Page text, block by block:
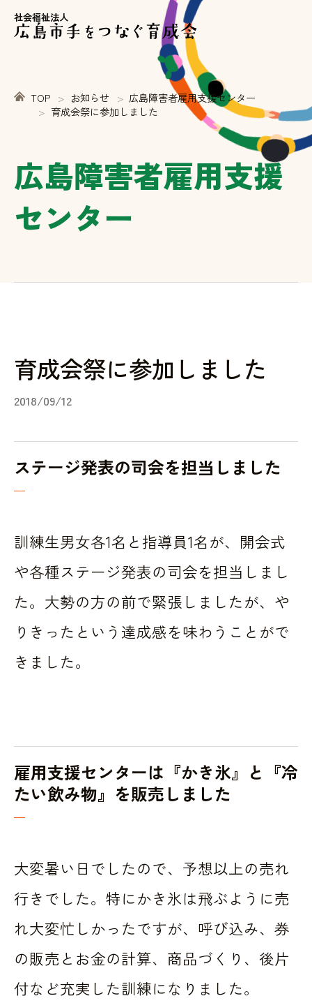
社会福祉法人
TOP お知らせ
広島障害者雇用支援センター
育成会祭に参加しました
広島障害者雇用支援
センター
育成会祭に参加しました
2018/09/12
ステージ発表の司会を担当しました
訓練生男女各1名と指導員1名が、開会式
や各種ステージ発表の司会を担当しまし
た。大勢の方の前で緊張しましたが、や
りきったという達成感を味わうことがで
きました。
雇用支援センターは『かき氷』と『冷
たい飲み物』を販売しました
大変暑い日でしたので、予想以上の売れ
行きでした。特にかき氷は飛ぶように売
れ大変忙しかったですが、呼び込み、券
の販売とお金の計算、商品づくり、後片
付など充実した訓練になりました。